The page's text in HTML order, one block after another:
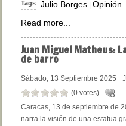
Tags Julio Borges | Opinión
Read more...
Juan Miguel Matheus:
de barro
Sábado, 13 Septiembre 2025
(0 votes)
Caracas, 13 de septiembre de
narra la visión de una estatua